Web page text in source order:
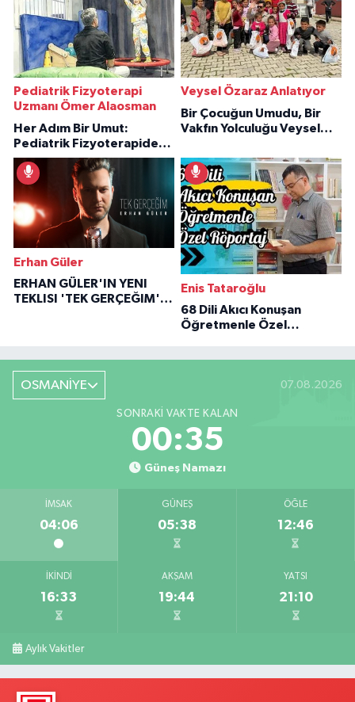
Pediatrik Fizyoterapi
Uzmanı Ömer Alaosman
Her Adım Bir Umut:
Pediatrik Fizyoterapiden
İlham Veren Hikâyeler
Veysel Özaraz Anlatıyor
Bir Çocuğun Umudu, Bir
Vakfın Yolculuğu Veysel
Erhan Güler
ERHAN GÜLER'IN YENI
TEKLISI 'TEK GERÇEĞIM'LE
Enis Tataroğlu
68 Dili Akıcı Konuşan
Öğretmenle Özel
OSMANİYE 07.08.2026
SONRAKI VAKTE KALAN
00:34
Güneş Namazı
İMSAK
04:06
GÜNEŞ
05:38
ÖĞLE
12:46
İKINDI
16:33
AKŞAM
19:44
YATSI
21:10
Aylık Vakitler